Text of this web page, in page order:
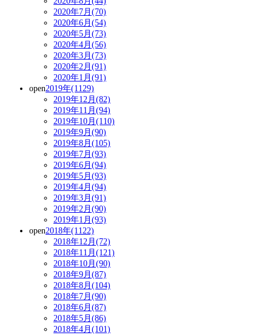
2020年7月(70)
2020年6月(54)
2020年5月(73)
2020年4月(56)
2020年3月(73)
2020年2月(91)
2020年1月(91)
open2019年(1129)
2019年12月(82)
2019年11月(94)
2019年10月(110)
2019年9月(90)
2019年8月(105)
2019年7月(93)
2019年6月(94)
2019年5月(93)
2019年4月(94)
2019年3月(91)
2019年2月(90)
2019年1月(93)
open2018年(1122)
2018年12月(72)
2018年11月(121)
2018年10月(90)
2018年9月(87)
2018年8月(104)
2018年7月(90)
2018年6月(87)
2018年5月(86)
2018年4月(101)